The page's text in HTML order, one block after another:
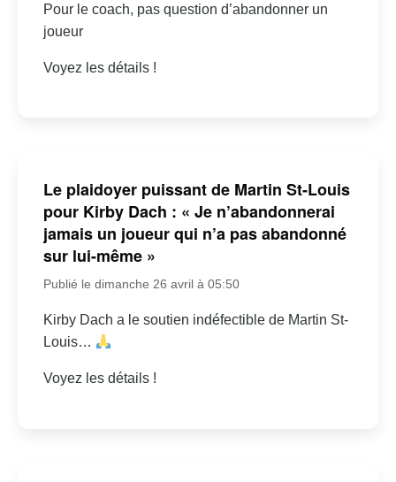
Pour le coach, pas question d’abandonner un
joueur
Voyez les détails !
Le plaidoyer puissant de Martin St-Louis
pour Kirby Dach : « Je n’abandonnerai
jamais un joueur qui n’a pas abandonné
sur lui-même »
Publié le dimanche 26 avril à 05:50
Kirby Dach a le soutien indéfectible de Martin St-
Louis…
Voyez les détails !